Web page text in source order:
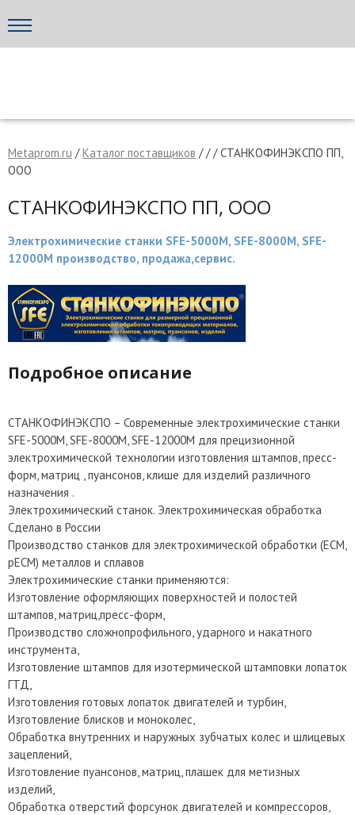
МЕТАПРОМ - российский торгово-промышленный портал
Написать поставщику
Отмена Отправить сообщение
Metaprom.ru /Каталог поставщиков / / / СТАНКОФИНЭКСПО ПП,
ООО
СТАНКОФИНЭКСПО ПП, ООО
Электрохимические станки SFE-5000М, SFE-8000М, SFE-
12000М производство, продажа,сервис.
Подробное описание
СТАНКОФИНЭКСПО – Современные электрохимические станки
SFE-5000М, SFE-8000М, SFE-12000М для прецизионной
электрохимической технологии изготовления штампов, пресс-
форм, матриц , пуансонов, клише для изделий различного
назначения .
Электрохимический станок. Электрохимическая обработка
Сделано в России
Производство станков для электрохимической обработки (ECM,
pECM) металлов и сплавов
Электрохимические станки применяются:
Изготовление оформляющих поверхностей и полостей
штампов, матриц,пресс-форм,
Производство сложнопрофильного, ударного и накатного
инструмента,
Изготовление штампов для изотермической штамповки лопаток
ГТД,
Изготовления готовых лопаток двигателей и турбин,
Изготовление блисков и моноколес,
Обработка внутренних и наружных зубчатых колес и шлицевых
зацеплений,
Изготовление пуансонов, матриц, плашек для метизных
изделий,
Обработка отверстий форсунок двигателей и компрессоров,